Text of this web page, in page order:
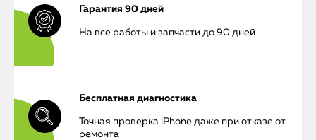
Гарантия 90 дней
На все работы и запчасти до 90 дней
Бесплатная диагностика
Точная проверка iPhone даже при отказе от
ремонта